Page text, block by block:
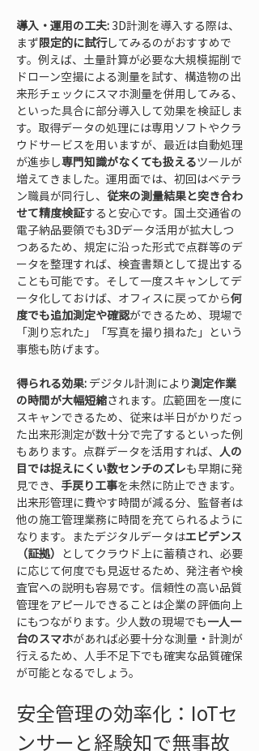
導入・運用の工夫: 3D計測を導入する際は、
まず限定的に試行してみるのがおすすめで
す。例えば、土量計算が必要な大規模掘削で
ドローン空撮による測量を試す、構造物の出
来形チェックにスマホ測量を併用してみる、
といった具合に部分導入して効果を検証しま
す。取得データの処理には専用ソフトやクラ
ウドサービスを用いますが、最近は自動処理
が進歩し専門知識がなくても扱えるツールが
増えてきました。運用面では、初回はベテラ
ン職員が同行し、 従来の測量結果と突き合わ
せて精度検証すると安心です。国土交通省の
電子納品要領でも3Dデータ活用が拡大しつ
つあるため、規定に沿った形式で点群等のデ
ータを整理すれば、検査書類として提出する
ことも可能です。そして一度スキャンしてデ
ータ化しておけば、オフィスに戻ってから何
度でも追加測定や確認ができるため、現場で
「測り忘れた」「写真を撮り損ねた」という
事態も防げます。
得られる効果: デジタル計測により測定作業
の時間が大幅短縮されます。広範囲を一度に
スキャンできるため、従来は半日がかりだっ
た出来形測定が数十分で完了するといった例
もあります。点群データを活用すれば、 人の
目では捉えにくい数センチのズレも早期に発
見でき、 手戻り工事を未然に防止できます。
出来形管理に費やす時間が減る分、監督者は
他の施工管理業務に時間を充てられるように
なります。またデジタルデータはエビデンス
（証拠） としてクラウド上に蓄積され、必要
に応じて何度でも見返せるため、発注者や検
査官への説明も容易です。信頼性の高い品質
管理をアピールできることは企業の評価向上
にもつながります。少人数の現場でも一人一
台のスマホがあれば必要十分な測量・計測が
行えるため、人手不足下でも確実な品質確保
が可能となるでしょう。
安全管理の効率化：IoTセ
ンサーと経験知で無事故